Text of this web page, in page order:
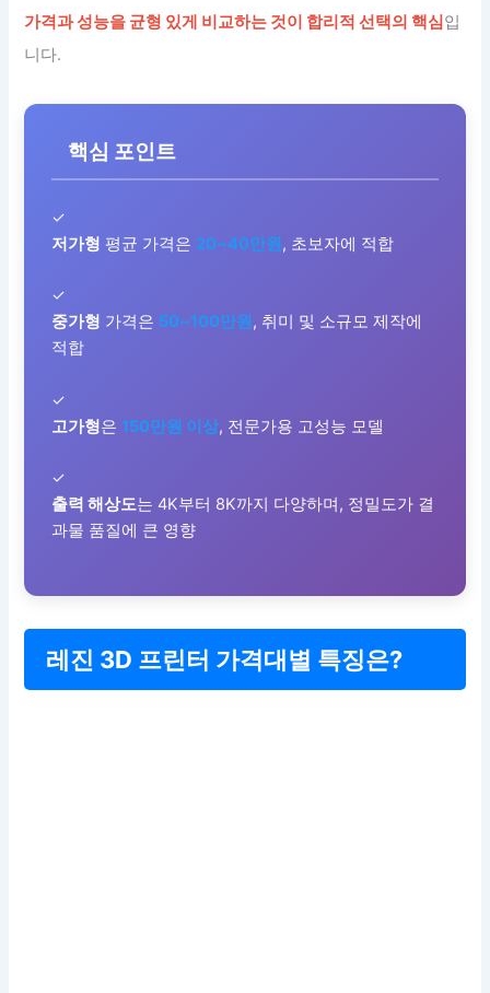
가격과 성능을 균형 있게 비교하는 것이 합리적 선택의 핵심입
니다.
핵심 포인트
✓
저가형 평균 가격은 20~40만원, 초보자에 적합
✓
중가형 가격은 50~100만원, 취미 및 소규모 제작에
적합
✓
고가형은 150만원 이상, 전문가용 고성능 모델
✓
출력 해상도는 4K부터 8K까지 다양하며, 정밀도가 결
과물 품질에 큰 영향
레진 3D 프린터 가격대별 특징은?